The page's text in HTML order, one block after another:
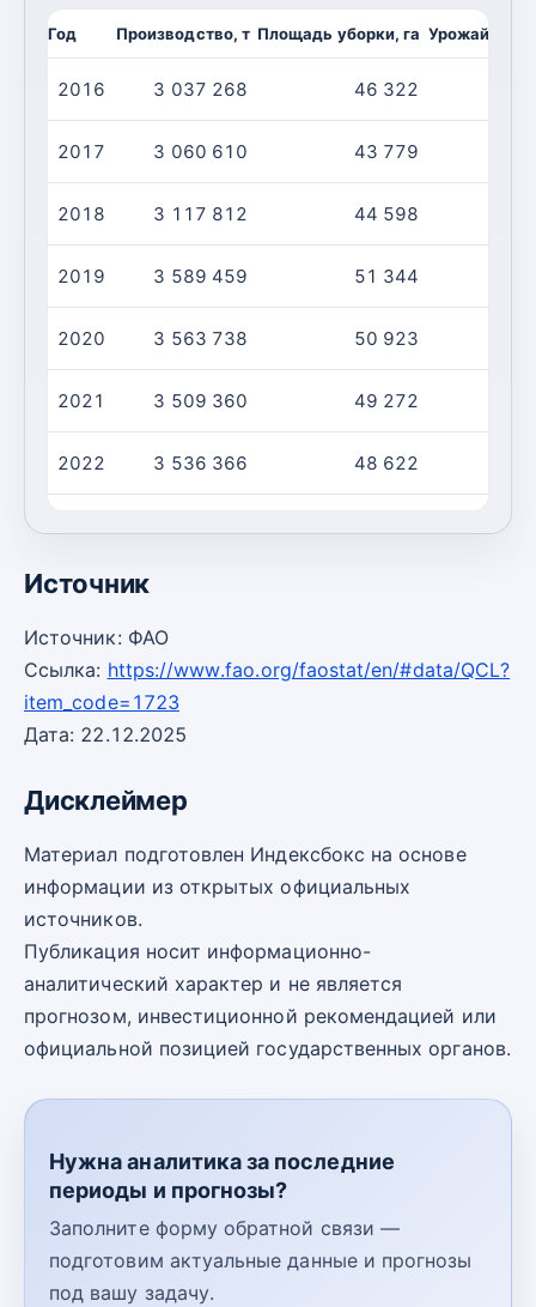
Год Производство, т Площадь уборки, га
2016 3 037 268 46 322
2017 3 060 610 43 779
2018 3 117 812 44 598
2019 3 589 459 51 344
2020 3 563 738 50 923
2021 3 509 360 49 272
2022 3 536 366 48 622
Источник
Источник: ФАО
Ссылка: https://www.fao.org/faostat/en/#data/QCL?
item_code=1723
Дата: 22.12.2025
Дисклеймер
Материал подготовлен Индексбокс на основе
информации из открытых официальных
источников.
Публикация носит информационно-
аналитический характер и не является
прогнозом, инвестиционной рекомендацией или
официальной позицией государственных органов.
Нужна аналитика за последние
периоды и прогнозы?
Заполните форму обратной связи —
подготовим актуальные данные и прогнозы
под вашу задачу.